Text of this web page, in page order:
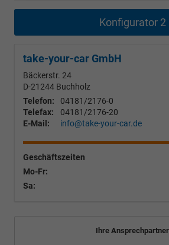
Konfigurator 2
take-your-car GmbH
Bäckerstr. 24
D-21244 Buchholz
Telefon:
04181/2176-0
Telefax:
04181/2176-20
E-Mail:
info@take-your-car.de
Geschäftszeiten
Mo-Fr:
Sa:
Ihre Ansprechpartner